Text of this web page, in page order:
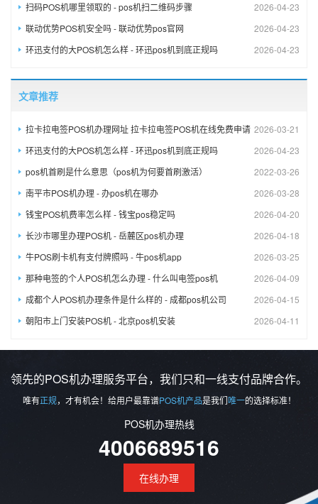
2026-04-23
扫码POS机哪里领取的 - pos机扫二维码步骤
2026-04-23
联动优势POS机安全吗 - 联动优势pos官网
2026-04-23
环迅支付的大POS机怎么样 - 环迅pos机到底正规吗
文章推荐
2026-03-21
拉卡拉电签POS机办理网址 拉卡拉电签POS机在线免费申请
2026-04-23
环迅支付的大POS机怎么样 - 环迅pos机到底正规吗
2022-03-26
pos机首刷是什么意思（pos机为何要首刷激活）
2026-03-28
南平市POS机办理 - 办pos机在哪办
2026-04-20
钱宝POS机费率怎么样 - 钱宝pos稳定吗
2026-04-18
长沙市哪里办理POS机 - 岳麓区pos机办理
2026-03-25
牛POS刷卡机有支付牌照吗 - 牛pos机app
2026-04-09
那种电签的个人POS机怎么办理 - 什么叫电签pos机
2026-04-15
成都个人POS机办理条件是什么样的 - 成都pos机公司
2026-04-11
朝阳市上门安装POS机 - 北京pos机安装
领先的POS机办理服务平台，我们只和一线支付品牌合作。
唯有正规，才有机会！给用户最靠谱POS机产品是我们唯一的选择标准！
POS机办理热线
4006689516
在线办理